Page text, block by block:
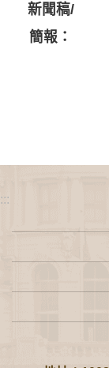
新聞稿/
簡報：
:::